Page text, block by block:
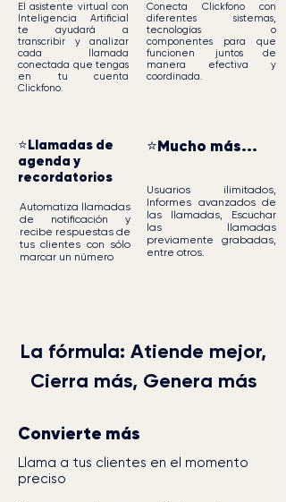
El asistente virtual con
Inteligencia Artificial
te ayudará a
transcribir y analizar
cada llamada
conectada que tengas
en tu cuenta
Clickfono.
Conecta Clickfono con
diferentes sistemas,
tecnologías o
componentes para que
funcionen juntos de
manera efectiva y
coordinada.
⭐Llamadas de
agenda y
recordatorios
Automatiza llamadas
de notificación y
recibe respuestas de
tus clientes con sólo
marcar un número
⭐Mucho más...
Usuarios ilimitados,
Informes avanzados de
las llamadas, Escuchar
las llamadas
previamente grabadas,
entre otros.
La fórmula: Atiende mejor,
Cierra más, Genera más
Convierte más
Llama a tus clientes en el momento
preciso